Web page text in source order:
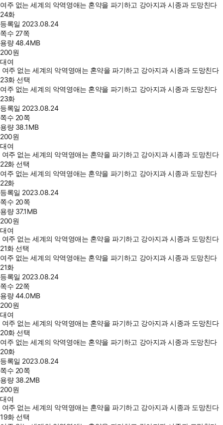
여주 없는 세계의 악역영애는 혼약을 파기하고 강아지과 시종과 도망친다
24화
등록일 2023.08.24
쪽수 27쪽
용량48.4MB
200원
대여
여주 없는 세계의 악역영애는 혼약을 파기하고 강아지과 시종과 도망친다
23화 선택
여주 없는 세계의 악역영애는 혼약을 파기하고 강아지과 시종과 도망친다
23화
등록일 2023.08.24
쪽수 20쪽
용량 38.1MB
200원
대여
여주 없는 세계의 악역영애는 혼약을 파기하고 강아지과 시종과 도망친다
22화 선택
여주 없는 세계의 악역영애는 혼약을 파기하고 강아지과 시종과 도망친다
22화
등록일 2023.08.24
쪽수 20쪽
용량 37.1MB
200원
대여
여주 없는 세계의 악역영애는 혼약을 파기하고 강아지과 시종과 도망친다
21화 선택
여주 없는 세계의 악역영애는 혼약을 파기하고 강아지과 시종과 도망친다
21화
등록일 2023.08.24
쪽수 22쪽
용량44.0MB
200원
대여
여주 없는 세계의 악역영애는 혼약을 파기하고 강아지과 시종과 도망친다
20화 선택
여주 없는 세계의 악역영애는 혼약을 파기하고 강아지과 시종과 도망친다
20화
등록일 2023.08.24
쪽수 20쪽
용량 38.2MB
200원
대여
여주 없는 세계의 악역영애는 혼약을 파기하고 강아지과 시종과 도망친다
19화 선택